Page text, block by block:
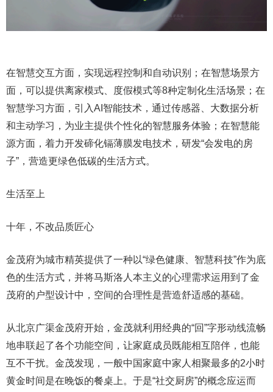
在智慧交互方面，实现远程控制和自动识别；在智慧场景方
面，可以提供离家模式、度假模式等8种定制化生活场景；在
智慧学习方面，引入AI智能技术，通过传感器、大数据分析
和主动学习，为业主提供个性化的智慧服务体验；在智慧能
源方面，着力开发碲化镉薄膜发电技术，研发“会发电的房
子”，营造更绿色低碳的生活方式。
生活至上
十年，不改品质匠心
金茂府为城市精英提供了一种以“绿色健康、智慧科技”作为底
色的生活方式，并将马斯洛人本主义的心理需求运用到了金
茂府的户型设计中，空间的合理性是营造舒适感的基础。
从北京广渠金茂府开始，金茂就利用经典的“回”字形动线流畅
地串联起了各个功能空间，让家庭成员既能相互陪伴，也能
互不干扰。金茂发现，一般中国家庭中家人相聚最多的2小时
黄金时间是在晚饭的餐桌上。于是“社交厨房”的概念应运而